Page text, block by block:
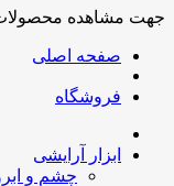
جهت مشاهده محصولات
صفحه اصلی
فروشگاه
ابزار آرایشی
چشم و